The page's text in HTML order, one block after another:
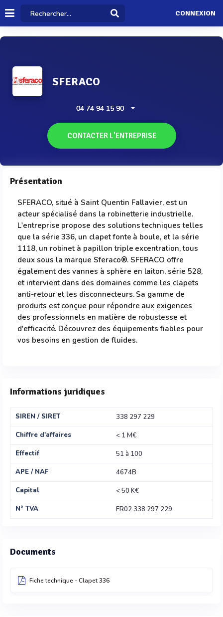
CONNEXION
SFERACO
04 74 94 15 90
CONTACTER L'ENTREPRISE
Présentation
SFERACO, situé à Saint Quentin Fallavier, est un
acteur spécialisé dans la robinetterie industrielle.
L'entreprise propose des solutions techniques telles
que la série 336, un clapet fonte à boule, et la série
1118, un robinet à papillon triple excentration, tous
deux sous la marque Sferaco®. SFERACO offre
également des vannes à sphère en laiton, série 528,
et intervient dans des domaines comme les clapets
anti-retour et les disconnecteurs. Sa gamme de
produits est conçue pour répondre aux exigences
des professionnels en matière de robustesse et
d'efficacité. Découvrez des équipements fiables pour
vos besoins en gestion de fluides.
Informations juridiques
SIREN / SIRET
338 297 229
Chiffre d'affaires
< 1 M€
Effectif
51 à 100
APE / NAF
4674B
Capital
< 50 K€
N° TVA
FR02 338 297 229
Documents
Fiche technique - Clapet 336